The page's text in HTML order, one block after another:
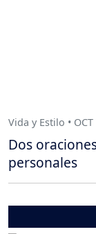
Vida y Estilo •
Dos
personales